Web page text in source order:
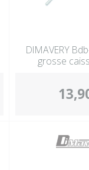
DIMAVERY
grosse